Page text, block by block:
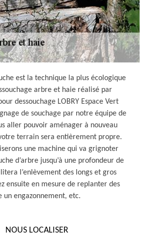
est la technique la plus écologique
arbre et haie réalisé par
dessouchage LOBRY Espace Vert
de souchage par notre équipe de
aller pouvoir aménager à nouveau
votre terrain sera entièrement propre.
une machine qui va grignoter
d’arbre jusqu’à une profondeur de
l’enlèvement des longs et gros
ensuite en mesure de replanter des
un engazonnement, etc.
NOUS LOCALISER